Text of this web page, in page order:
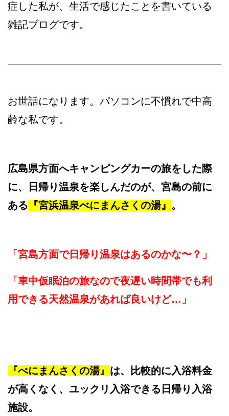
症した私が、生活で感じたことを書いている
雑記ブログです。
お世話になります。パソコンに不慣れで中高
齢な私です。
広島県方面へキャンピングカーの旅をした際
に、日帰り温泉を楽しんだのが、宮島の前に
ある 『宮浜温泉べにまんさくの湯』 。
「宮島方面で日帰り温泉はあるのかな〜？」
「車中仮眠泊の旅なので夜遅い時間帯でも利
用できる天然温泉があれば良いけど…」
『べにまんさくの湯』 は、比較的に入浴料金
が高くなく、ユックリ入浴できる日帰り入浴
施設。